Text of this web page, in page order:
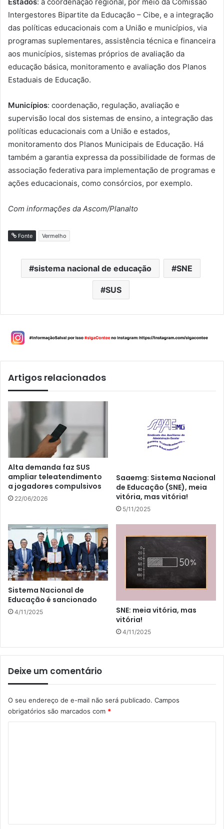
Estados: a coordenação regional, por meio da Comissão
Intergestores Bipartite da Educação – Cibe, e a integração
das políticas educacionais com a União e municípios, via
programas suplementares, assistência técnica e financeira
aos municípios, sistemas próprios de avaliação da
educação básica, monitoramento e avaliação dos Planos
Estaduais de Educação.
Municípios: coordenação, regulação, avaliação e
supervisão local dos sistemas de ensino, a integração das
políticas educacionais com a União e estados,
monitoramento dos Planos Municipais de Educação. Há
também a garantia expressa da possibilidade de formas de
associação federativa para implementação de programas e
ações educacionais, como consórcios, por exemplo.
Com informações da Ascom/Planalto
Fonte Vermelho
sistema nacional de educação SNE
SUS
Artigos relacionados
Alta demanda faz SUS
ampliar teleatendimento
a jogadores compulsivos
22/06/2026
Saaemg: Sistema Nacional
de Educação (SNE), meia
vitória, mas vitória!
5/11/2025
Sistema Nacional de
Educação é sancionado
4/11/2025
SNE: meia vitória, mas
vitória!
4/11/2025
Deixe um comentário
O seu endereço de e-mail não será publicado. Campos
obrigatórios são marcados com *